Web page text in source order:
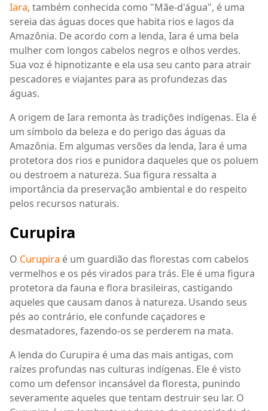
Iara, também conhecida como "Mãe-d'água", é uma
sereia das águas doces que habita rios e lagos da
Amazônia. De acordo com a lenda, Iara é uma bela
mulher com longos cabelos negros e olhos verdes.
Sua voz é hipnotizante e ela usa seu canto para atrair
pescadores e viajantes para as profundezas das
águas.
A origem de Iara remonta às tradições indígenas. Ela é
um símbolo da beleza e do perigo das águas da
Amazônia. Em algumas versões da lenda, Iara é uma
protetora dos rios e punidora daqueles que os poluem
ou destroem a natureza. Sua figura ressalta a
importância da preservação ambiental e do respeito
pelos recursos naturais.
Curupira
O Curupira é um guardião das florestas com cabelos
vermelhos e os pés virados para trás. Ele é uma figura
protetora da fauna e flora brasileiras, castigando
aqueles que causam danos à natureza. Usando seus
pés ao contrário, ele confunde caçadores e
desmatadores, fazendo-os se perderem na mata.
A lenda do Curupira é uma das mais antigas, com
raízes profundas nas culturas indígenas. Ele é visto
como um defensor incansável da floresta, punindo
severamente aqueles que tentam destruir seu lar. O